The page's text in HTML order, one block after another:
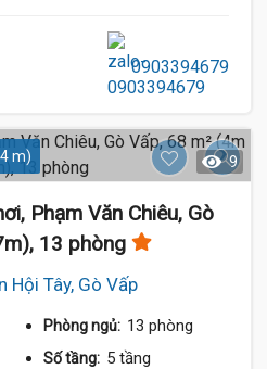
0903394679
m) 9
Phạm Văn Chiêu, Gò
13 phòng
Hội Tây, Gò Vấp
Phòng ngủ: 13 phòng
Số tầng: 5 tầng